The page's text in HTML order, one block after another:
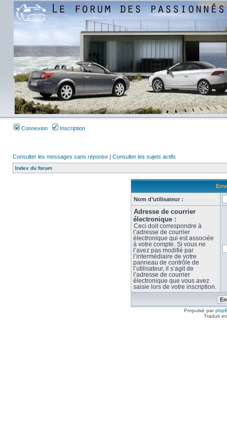
Connexion Inscription
Consulter les messages sans réponse | Consulter les sujets actifs
Index du forum
Nom d’utilisateur :
Adresse de courrier
électronique :
Ceci doit correspondre à
l’adresse de courrier
électronique qui est associée
à votre compte. Si vous ne
l’avez pas modifié par
l’intermédiaire de votre
panneau de contrôle de
l’utilisateur, il s’agit de
l’adresse de courrier
électronique que vous avez
saisie lors de votre inscription.
Propulsé par
Traduit